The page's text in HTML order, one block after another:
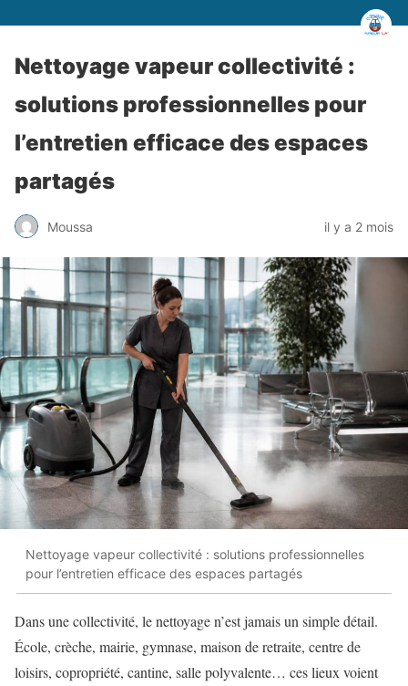
Nettoyage vapeur collectivité :
solutions professionnelles pour
l’entretien efficace des espaces
partagés
Moussa il y a 2 mois
Nettoyage vapeur collectivité : solutions professionnelles
pour l’entretien efficace des espaces partagés
Dans une collectivité, le nettoyage n’est jamais un simple détail.
École, crèche, mairie, gymnase, maison de retraite, centre de
loisirs, copropriété, cantine, salle polyvalente… ces lieux voient